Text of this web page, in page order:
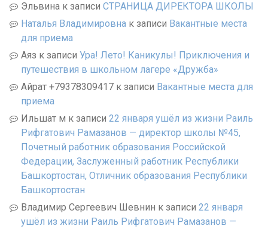
Эльвина к записи СТРАНИЦА ДИРЕКТОРА ШКОЛЫ
Наталья Владимировна к записи Вакантные места
для приема
Аяз к записи Ура! Лето! Каникулы! Приключения и
путешествия в школьном лагере «Дружба»
Айрат +79378309417 к записи Вакантные места для
приема
Ильшат м к записи 22 января ушёл из жизни Раиль
Рифгатович Рамазанов — директор школы №45,
Почетный работник образования Российской
Федерации, Заслуженный работник Республики
Башкортостан, Отличник образования Республики
Башкортостан
Владимир Сергеевич Шевнин к записи 22 января
ушёл из жизни Раиль Рифгатович Рамазанов —